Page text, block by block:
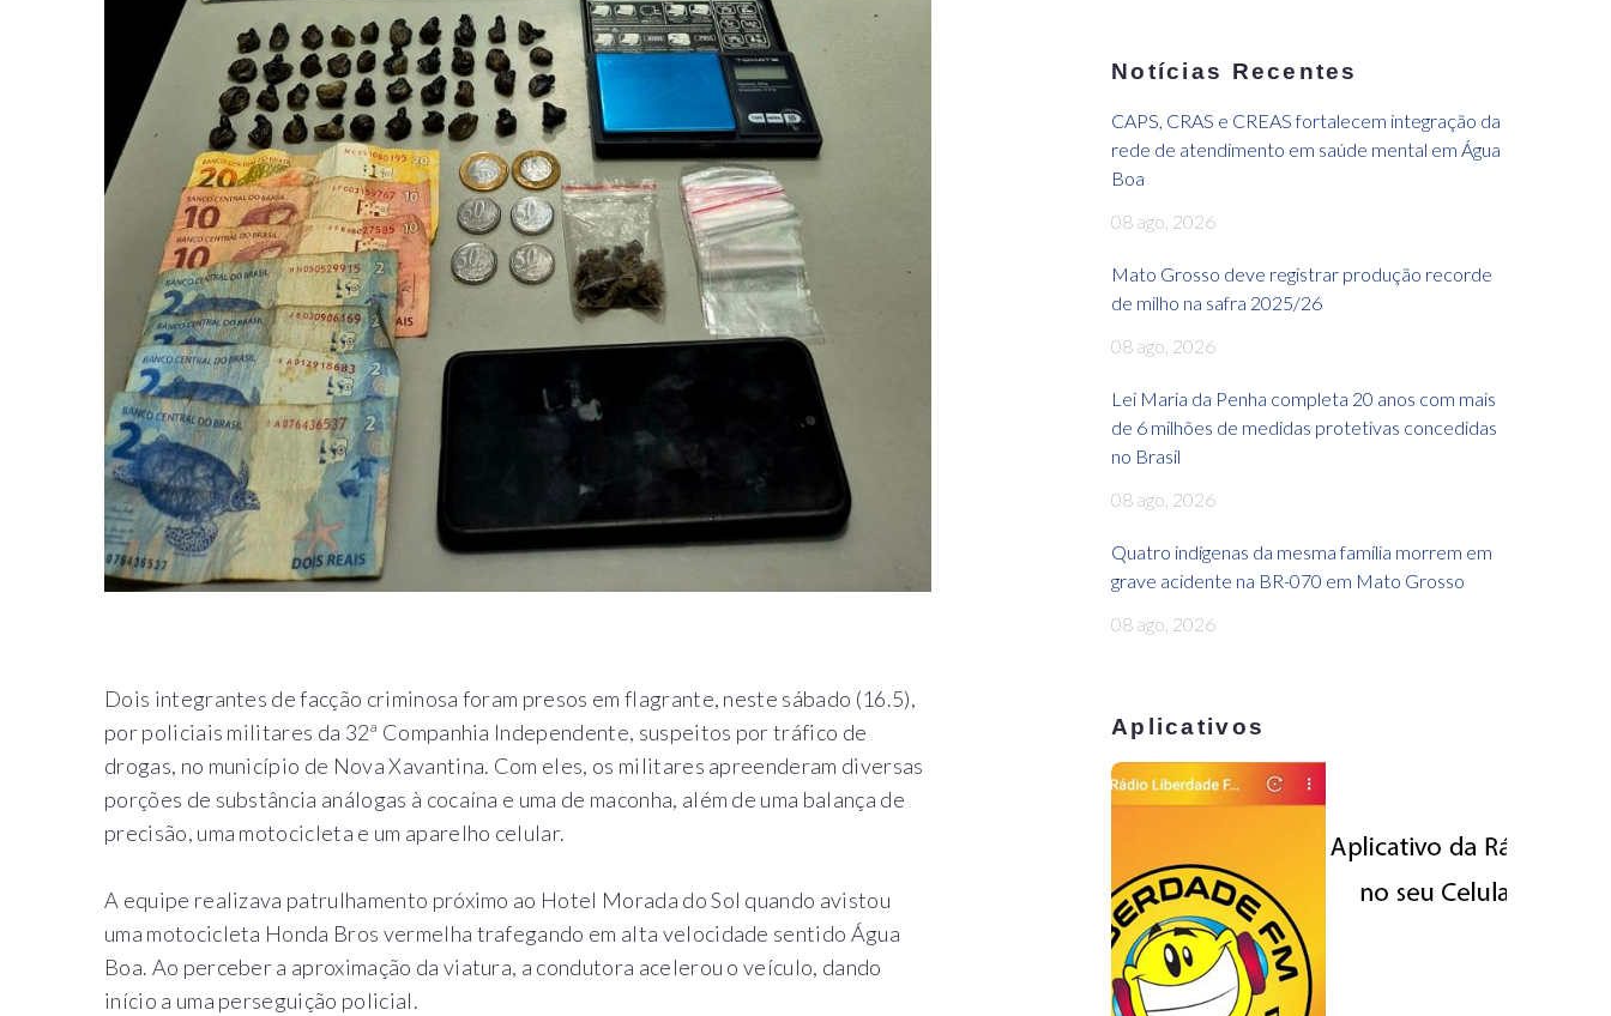
Dois integrantes de facção criminosa foram presos em flagrante, neste sábado (16.5),
por policiais militares da 32ª Companhia Independente, suspeitos por tráfico de
drogas, no município de Nova Xavantina. Com eles, os militares apreenderam diversas
porções de substância análogas à cocaína e uma de maconha, além de uma balança de
precisão, uma motocicleta e um aparelho celular.
A equipe realizava patrulhamento próximo ao Hotel Morada do Sol quando avistou
uma motocicleta Honda Bros vermelha trafegando em alta velocidade sentido Água
Boa. Ao perceber a aproximação da viatura, a condutora acelerou o veículo, dando
início a uma perseguição policial.
Notícias Recentes
CAPS, CRAS e CREAS fortalecem integração da
rede de atendimento em saúde mental em Água
Boa
08 ago, 2026
Mato Grosso deve registrar produção recorde
de milho na safra 2025/26
08 ago, 2026
Lei Maria da Penha completa 20 anos com mais
de 6 milhões de medidas protetivas concedidas
no Brasil
08 ago, 2026
Quatro indígenas da mesma família morrem em
grave acidente na BR-070 em Mato Grosso
08 ago, 2026
Aplicativos